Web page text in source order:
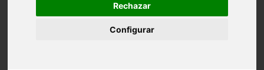
Rechazar
Configurar